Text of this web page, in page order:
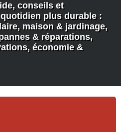
conseils et
plus durable :
maison & jardinage,
& réparations,
économie &